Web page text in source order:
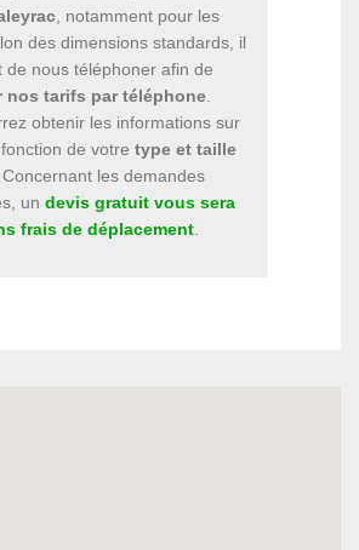
, notamment pour les
des dimensions standards, il
de nous téléphoner afin de
nos tarifs par téléphone
obtenir les informations sur
de votre type et taille
. Concernant les demandes
un devis gratuit vous sera
frais de déplacement